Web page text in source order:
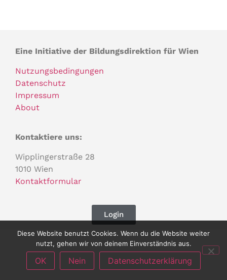
Eine Initiative der Bildungsdirektion für Wien
Nutzungsbedingungen
Datenschutz
Impressum
About
Kontaktiere uns:
Wipplingerstraße 28
1010 Wien
Kontaktformular
Login
Diese Website benutzt Cookies. Wenn du die Website weiter
nutzt, gehen wir von deinem Einverständnis aus.
OK Nein Datenschutzerklärung